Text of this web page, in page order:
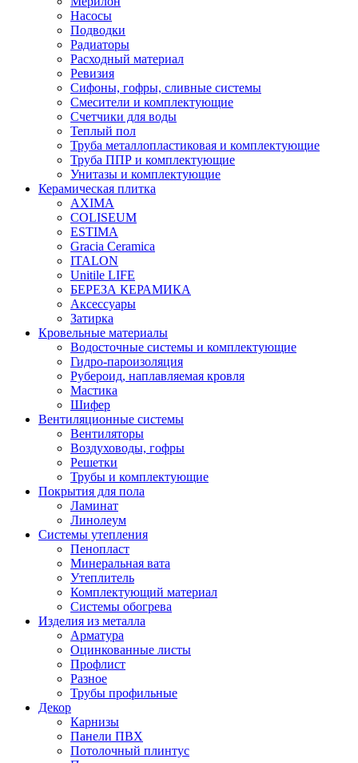
Насосы
Подводки
Радиаторы
Расходный материал
Ревизия
Сифоны, гофры, сливные системы
Смесители и комплектующие
Счетчики для воды
Теплый пол
Труба металлопластиковая и комплектующие
Труба ППР и комплектующие
Унитазы и комплектующие
Керамическая плитка
AXIMA
COLISEUM
ESTIMA
Gracia Ceramica
ITALON
Unitile LIFE
БЕРЕЗА КЕРАМИКА
Аксессуары
Затирка
Кровельные материалы
Водосточные системы и комплектующие
Гидро-пароизоляция
Рубероид, наплавляемая кровля
Мастика
Шифер
Вентиляционные системы
Вентиляторы
Воздуховоды, гофры
Решетки
Трубы и комплектующие
Покрытия для пола
Ламинат
Линолеум
Системы утепления
Пенопласт
Минеральная вата
Утеплитель
Комплектующий материал
Системы обогрева
Изделия из металла
Арматура
Оцинкованные листы
Профлист
Разное
Трубы профильные
Декор
Карнизы
Панели ПВХ
Потолочный плинтус